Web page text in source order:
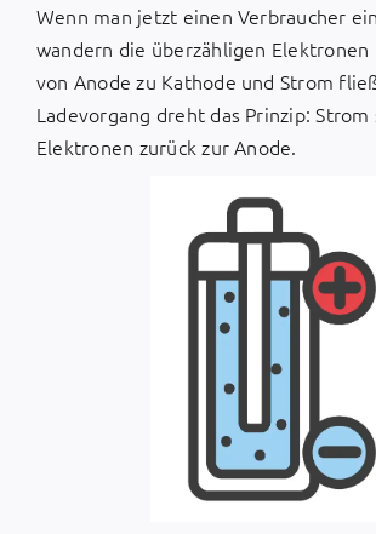
Wenn man jetzt einen Verbraucher
wandern die überzähligen Elektronen
von Anode zu Kathode und Strom
Ladevorgang dreht das Prinzip:
Elektronen zurück zur Anode.